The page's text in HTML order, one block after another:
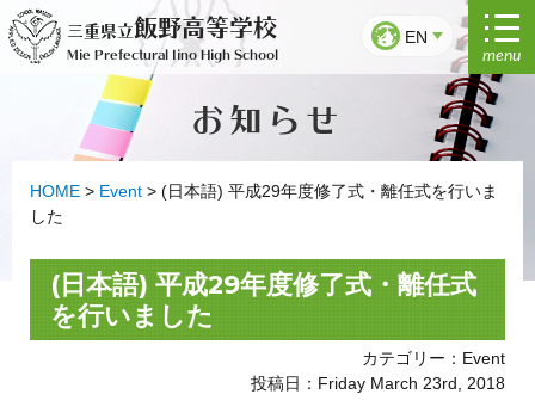
Skip
to
content
三重県立飯野高等学校
Mie Prefectural Iino High School
EN
menu
お知らせ
HOME > Event > (日本語) 平成29年度修了式・離任式を行いま
した
(日本語) 平成29年度修了式・離任式
を行いました
カテゴリー：Event
投稿日：Friday March 23rd, 2018